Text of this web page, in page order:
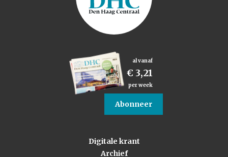
al vanaf
€ 3,21
per week
Abonneer
Digitale krant
Archief